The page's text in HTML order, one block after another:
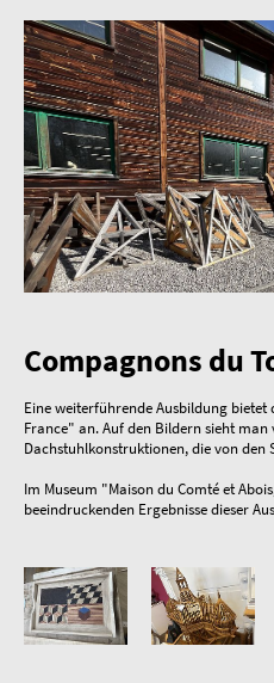
Compagnons du
Eine weiterführende Ausbildung
France" an. Auf den Bildern sieht man
Dachstuhlkonstruktionen, die von
Im Museum "Maison du Comté et
beeindruckenden Ergebnisse dieser